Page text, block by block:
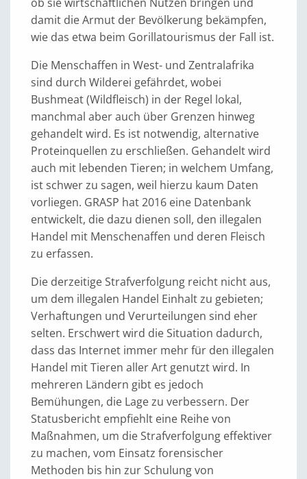
damit die Armut der Bevölkerung bekämpfen,
wie das etwa beim Gorillatourismus der Fall ist.
Die Menschaffen in West- und Zentralafrika
sind durch Wilderei gefährdet, wobei
Bushmeat (Wildfleisch) in der Regel lokal,
manchmal aber auch über Grenzen hinweg
gehandelt wird. Es ist notwendig, alternative
Proteinquellen zu erschließen. Gehandelt wird
auch mit lebenden Tieren; in welchem Umfang,
ist schwer zu sagen, weil hierzu kaum Daten
vorliegen. GRASP hat 2016 eine Datenbank
entwickelt, die dazu dienen soll, den illegalen
Handel mit Menschenaffen und deren Fleisch
zu erfassen.
Die derzeitige Strafverfolgung reicht nicht aus,
um dem illegalen Handel Einhalt zu gebieten;
Verhaftungen und Verurteilungen sind eher
selten. Erschwert wird die Situation dadurch,
dass das Internet immer mehr für den illegalen
Handel mit Tieren aller Art genutzt wird. In
mehreren Ländern gibt es jedoch
Bemühungen, die Lage zu verbessern. Der
Statusbericht empfiehlt eine Reihe von
Maßnahmen, um die Strafverfolgung effektiver
zu machen, vom Einsatz forensischer
Methoden bis hin zur Schulung von